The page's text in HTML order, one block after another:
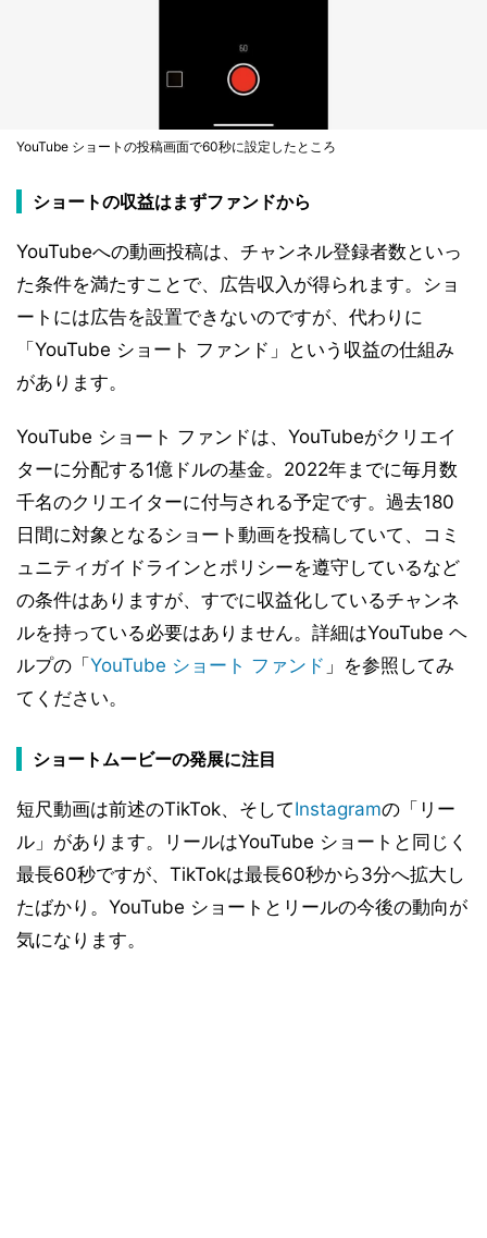
YouTube ショートの投稿画面で60秒に設定したところ
ショートの収益はまずファンドから
YouTubeへの動画投稿は、チャンネル登録者数といっ
た条件を満たすことで、広告収入が得られます。ショ
ートには広告を設置できないのですが、代わりに
「YouTube ショート ファンド」という収益の仕組み
があります。
YouTube ショート ファンドは、YouTubeがクリエイ
ターに分配する1億ドルの基金。2022年までに毎月数
千名のクリエイターに付与される予定です。過去180
日間に対象となるショート動画を投稿していて、コミ
ュニティガイドラインとポリシーを遵守しているなど
の条件はありますが、すでに収益化しているチャンネ
ルを持っている必要はありません。詳細はYouTube ヘ
ルプの「 YouTube ショート ファンド 」を参照してみ
てください。
ショートムービーの発展に注目
短尺動画は前述のTikTok、そしてInstagramの「リー
ル」があります。リールはYouTube ショートと同じく
最長60秒ですが、TikTokは最長60秒から3分へ拡大し
たばかり。YouTube ショートとリールの今後の動向が
気になります。